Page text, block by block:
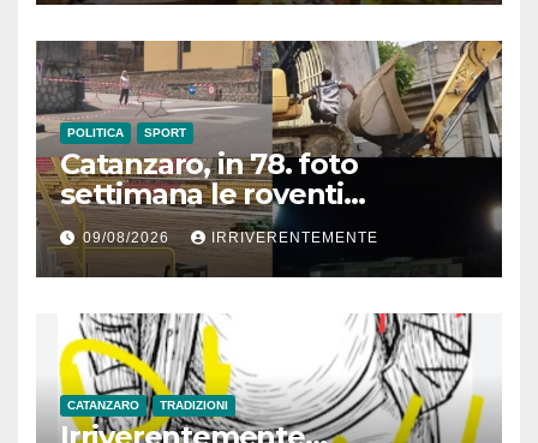
POLITICA SPORT
Catanzaro, in 78. foto
settimana le roventi
polemiche su lavori stadio.
Ma realtà è che da
parcheggio Chinatown, a
cambio destinazione uso
Giovino fino a partita
Ferragosto, in Comune con
vertici società più solerti…
dipendenti Coop
09/08/2026 IRRIVERENTEMENTE
CATANZARO TRADIZIONI